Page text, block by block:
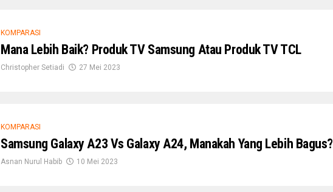
KOMPARASI
Mana Lebih Baik? Produk TV Samsung Atau Produk TV TCL
Christopher Setiadi 27 Mei 2023
KOMPARASI
Samsung Galaxy A23 Vs Galaxy A24, Manakah Yang Lebih Bagus?
Asnan Nurul Habib 10 Mei 2023